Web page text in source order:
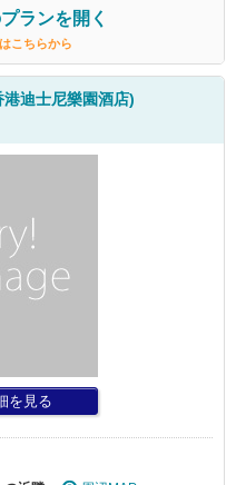
ランを開く
こちらから
迪士尼樂園酒店)
を見る